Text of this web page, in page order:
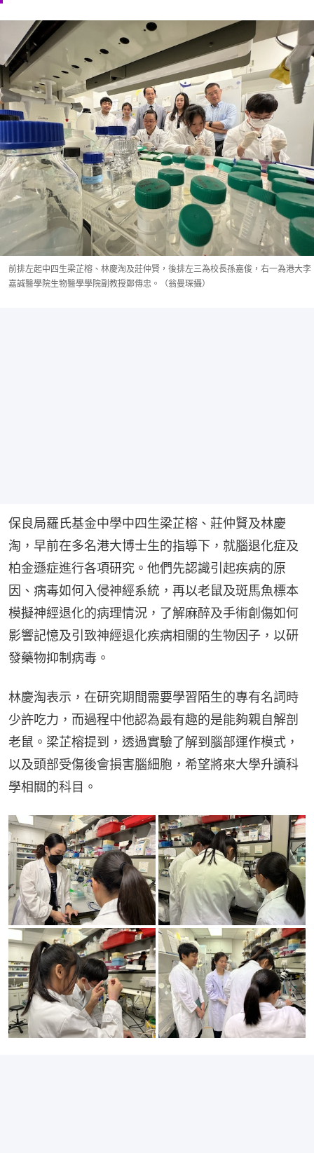
前排左起中四生梁芷榕、林慶淘及莊仲賢，後排左三為校長孫嘉俊，右一為港大李
嘉誠醫學院生物醫學學院副教授鄭傳忠。（翁曼琛攝）
保良局羅氏基金中學中四生梁芷榕、莊仲賢及林慶
淘，早前在多名港大博士生的指導下，就腦退化症及
柏金遜症進行各項研究。他們先認識引起疾病的原
因、病毒如何入侵神經系統，再以老鼠及斑馬魚標本
模擬神經退化的病理情況，了解麻醉及手術創傷如何
影響記憶及引致神經退化疾病相關的生物因子，以研
發藥物抑制病毒。
林慶淘表示，在研究期間需要學習陌生的專有名詞時
少許吃力，而過程中他認為最有趣的是能夠親自解剖
老鼠。梁芷榕提到，透過實驗了解到腦部運作模式，
以及頭部受傷後會損害腦細胞，希望將來大學升讀科
學相關的科目。